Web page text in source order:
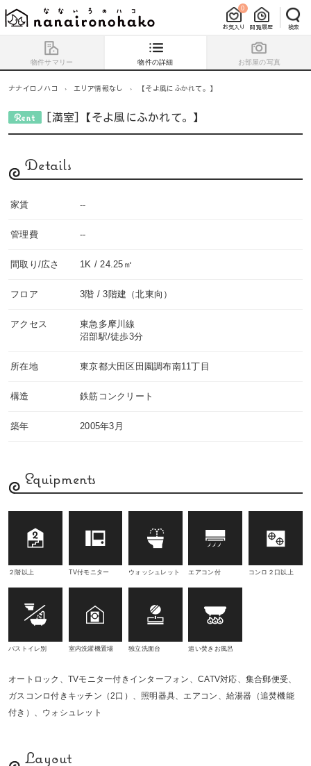
お気入り
0
閲覧履歴 検索
物件サマリー 物件の詳細 お部屋の写真
ナナイロノハコ › エリア情報なし › 【そよ風にふかれて。】
[満室]【そよ風にふかれて。】
Details
家賃 --
管理費 --
間取り/広さ 1K / 24.25㎡
フロア 3階 / 3階建（北東向）
アクセス
東急多摩川線
沼部駅/徒歩3分
所在地 東京都大田区田園調布南11丁目
構造 鉄筋コンクリート
築年 2005年3月
Equipments
２階以上 TV付モニター ウォッシュレット エアコン付 コンロ２口以上
バストイレ別 室内洗濯機置場 独立洗面台 追い焚きお風呂
オートロック、TVモニター付きインターフォン、CATV対応、集合郵便受、
ガスコンロ付きキッチン（2口）、照明器具、エアコン、給湯器（追焚機能
付き）、ウォシュレット
Layout